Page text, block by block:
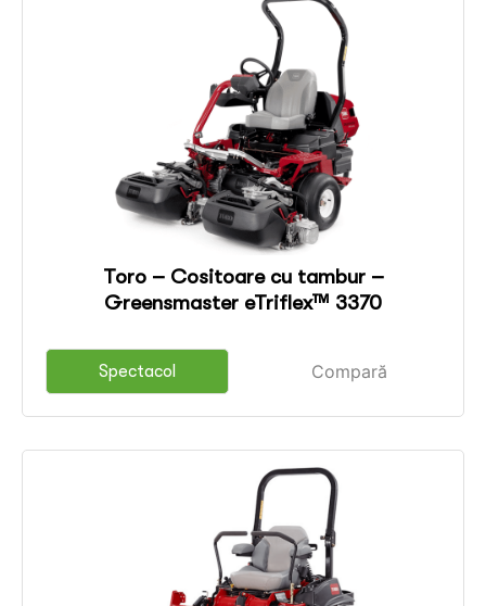
Toro – Cositoare cu tambur –
Greensmaster eTriflex™ 3370
Spectacol Compară